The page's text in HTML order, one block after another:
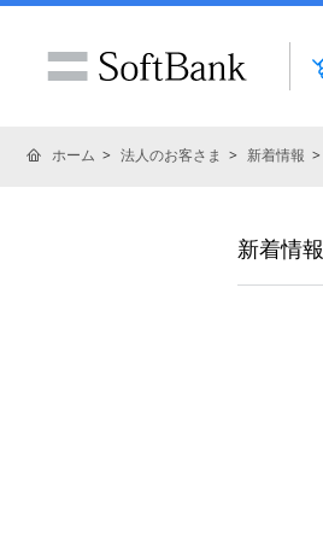
ホーム 法人のお客さま 新着情報
新着情報